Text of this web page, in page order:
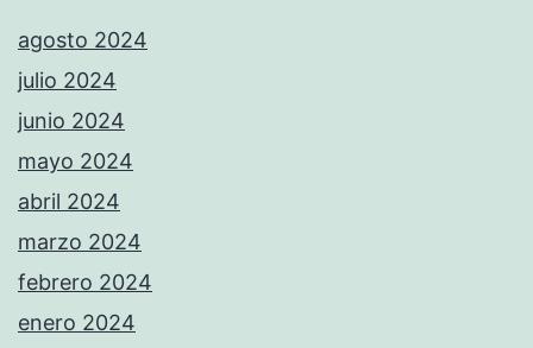
agosto 2024
julio 2024
junio 2024
mayo 2024
abril 2024
marzo 2024
febrero 2024
enero 2024